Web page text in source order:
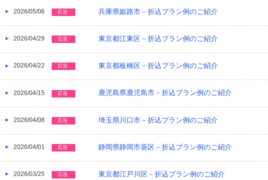
2026/05/06 広告 兵庫県姫路市－折込プラン例のご紹介
2026/04/29 広告 東京都江東区－折込プラン例のご紹介
2026/04/22 広告 東京都板橋区－折込プラン例のご紹介
2026/04/15 広告 鹿児島県鹿児島市－折込プラン例のご紹介
2026/04/08 広告 埼玉県川口市－折込プラン例のご紹介
2026/04/01 広告 静岡県静岡市葵区－折込プラン例のご紹介
2026/03/25 広告 東京都江戸川区－折込プラン例のご紹介